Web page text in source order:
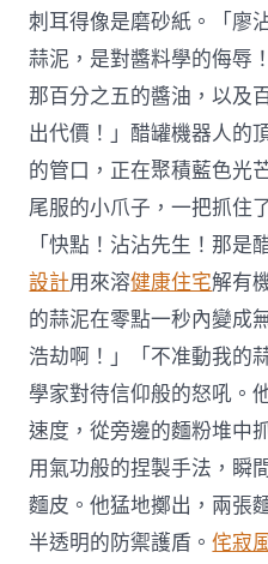
刺耳得像是磨砂紙。「廖
蒜泥，是對醬料學的侮辱
那百分之五的醬油，以及
出代價！」醋罐機器人的
的管口，正在聚積藍色光
尾服的小爪子，一把抓住
「快點！沾沾先生！那是
設計用來溶健康住宅解有
的蒜泥在零點一秒內變成
浩劫啊！」「不准動我的
學家對待信仰般的怒吼。
速度，從旁邊的麵粉堆中
用氣功般的捏製手法，瞬
麵皮。他猛地擲出，兩張
半透明的防禦護盾。侘寂